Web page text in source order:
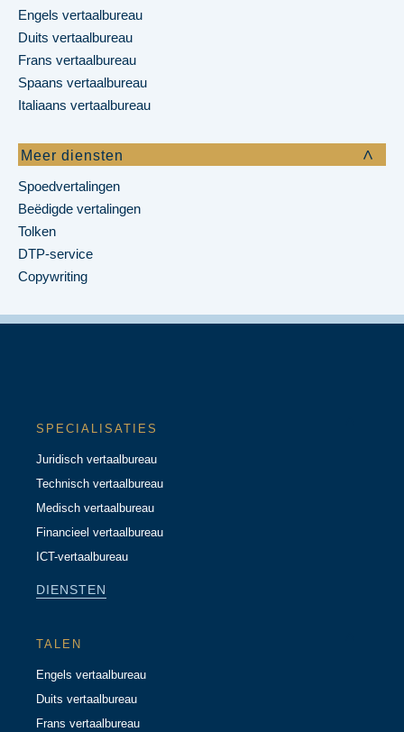
Engels vertaalbureau
Duits vertaalbureau
Frans vertaalbureau
Spaans vertaalbureau
Italiaans vertaalbureau
Meer diensten
Spoedvertalingen
Beëdigde vertalingen
Tolken
DTP-service
Copywriting
SPECIALISATIES
Juridisch vertaalbureau
Technisch vertaalbureau
Medisch vertaalbureau
Financieel vertaalbureau
ICT-vertaalbureau
DIENSTEN
TALEN
Engels vertaalbureau
Duits vertaalbureau
Frans vertaalbureau